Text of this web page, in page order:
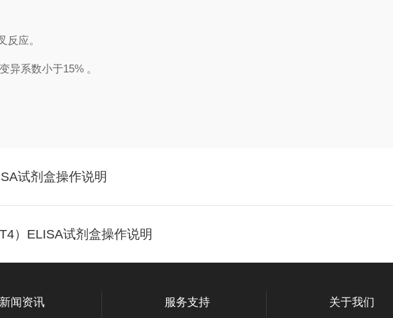
反应。
异系数小于15% 。
试剂盒操作说明
）ELISA试剂盒操作说明
新闻资讯 服务支持 关于我们